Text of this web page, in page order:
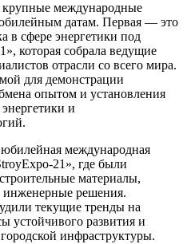
крупные международные
датам. Первая — это
в сфере энергетики под
которая собрала ведущие
отрасли со всего мира.
для демонстрации
опытом и установления
и
международная
21», где были
материалы,
инженерные решения.
текущие тренды на
устойчивого развития и
инфраструктуры.